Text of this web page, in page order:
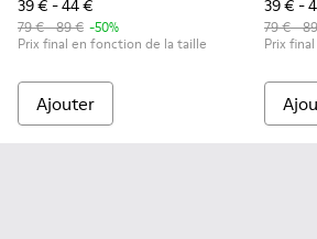
39 € - 44 €
79 € - 89 € -50%
Prix final en fonction de la taille
Ajouter
39 € -
79 € -
Prix